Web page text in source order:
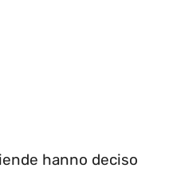
hanno deciso